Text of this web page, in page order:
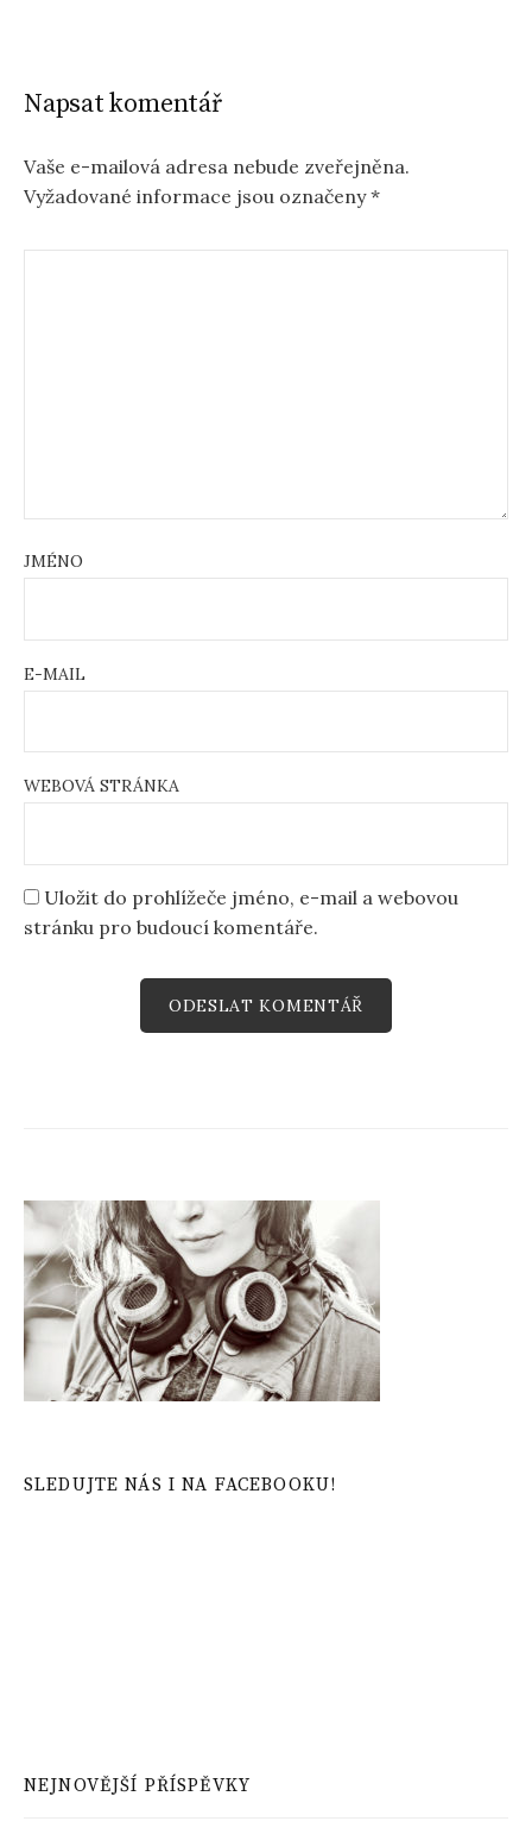
Napsat komentář
Vaše e-mailová adresa nebude zveřejněna.
Vyžadované informace jsou označeny*
JMÉNO
E-MAIL
WEBOVÁ STRÁNKA
Uložit do prohlížeče jméno, e-mail a webovou
stránku pro budoucí komentáře.
SLEDUJTE NÁS I NA FACEBOOKU!
NEJNOVĚJŠÍ PŘÍSPĚVKY